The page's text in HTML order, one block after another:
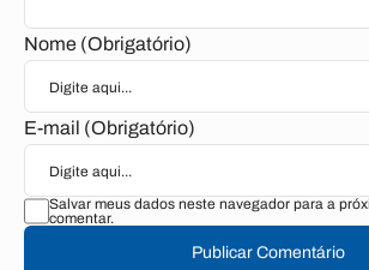
Nome (Obrigatório)
E-mail (Obrigatório)
Salvar meus dados neste navegador para a
comentar.
Publicar Comentário